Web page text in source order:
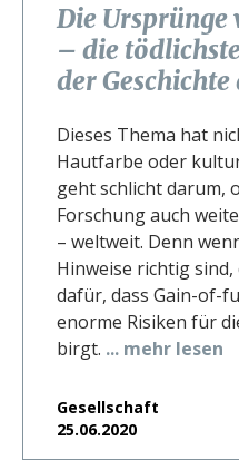
Die Ursprünge
– die
der
Dieses Thema hat
Hautfarbe oder
geht schlicht darum,
Forschung auch
– weltweit. Denn
Hinweise richtig
dafür, dass Gain-of-
enorme Risiken für
birgt. ... mehr lesen
Gesellschaft
25.06.2020